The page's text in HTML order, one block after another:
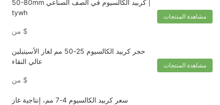
50-80mm كربيد الكالسيوم في الصف الصناعي |
tywh
$
مشاهدة المنتجات
حجر كربيد الكالسيوم 25-50 مم لغاز الأسيتيلين
عالي النقاء
$
مشاهدة المنتجات
سعر كربيد الكالسيوم 4-7 مم، إنتاجية غاز